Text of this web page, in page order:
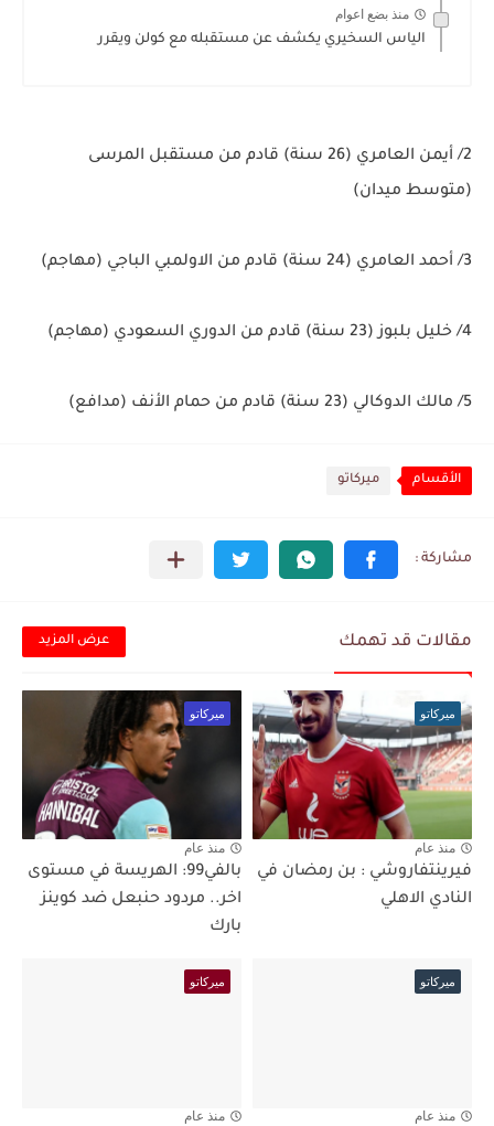
منذ بضع اعوام
الياس السخيري يكشف عن مستقبله مع كولن ويقرر
2/ أيمن العامري (26 سنة) قادم من مستقبل المرسى
(متوسط ميدان)
3/ أحمد العامري (24 سنة) قادم من الاولمبي الباجي (مهاجم)
4/ خليل بلبوز (23 سنة) قادم من الدوري السعودي (مهاجم)
5/ مالك الدوكالي (23 سنة) قادم من حمام الأنف (مدافع)
الأقسام ميركاتو
مقالات قد تهمك عرض المزيد
ميركاتو
منذ عام
فيرينتفاروشي : بن رمضان في
النادي الاهلي
ميركاتو
منذ عام
بالفي99: الهريسة في مستوى
اخر.. مردود حنبعل ضد كوينز
بارك
ميركاتو
منذ عام
ميركاتو
منذ عام